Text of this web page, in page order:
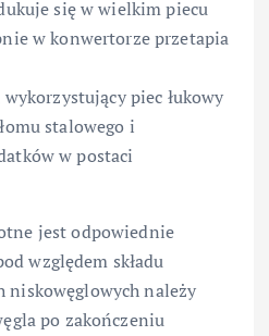
się w wielkim piecu
w konwertorze przetapia
piec łukowy
stalowego i
w postaci
jest odpowiednie
względem składu
niskowęglowych należy
po zakończeniu